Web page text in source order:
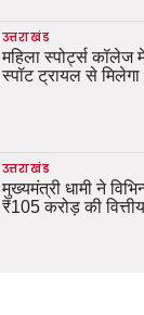
उत्तराखंड
महिला स्पोर्ट्स
स्पॉट ट्रायल से
उत्तराखंड
मुख्यमंत्री धामी ने
₹105 करोड़ की